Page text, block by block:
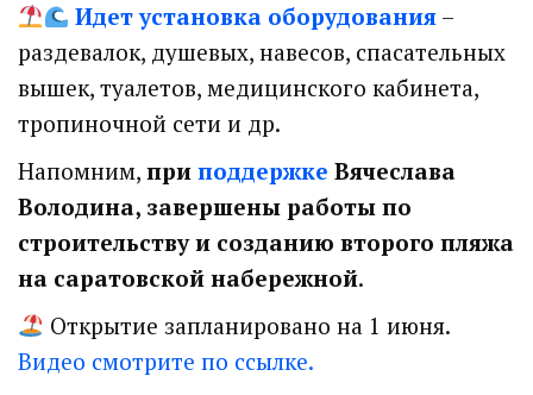
Идет установка оборудования –
раздевалок, душевых, навесов, спасательных
вышек, туалетов, медицинского кабинета,
тропиночной сети и др.
Напомним, при поддержке Вячеслава
Володина, завершены работы по
строительству и созданию второго пляжа
на саратовской набережной.
Открытие запланировано на 1 июня.
Видео смотрите по ссылке.